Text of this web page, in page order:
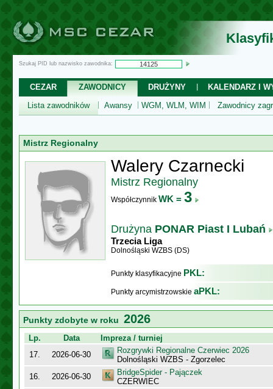
Szukaj PID lub nazwisko zawodnika:
CEZAR ZAWODNICY DRUŻYNY
KALENDARZ I
Lista zawodników
Awansy WGM, WLM, WIM Zawodnicy
Mistrz Regionalny
Walery Czarnecki
Mistrz Regionalny
Współczynnik WK = 3
Drużyna PONAR Piast I Lubań
Trzecia Liga
Dolnośląski WZBS (DS)
Punkty klasyfikacyjne PKL:
Punkty arcymistrzowskie aPKL:
Punkty zdobyte w roku 2026
Lp. Data
Impreza / turniej
17.
2026-06-30
Rozgrywki Regionalne Czerwiec 2026
Dolnośląski WZBS - Zgorzelec
16.
2026-06-30
BridgeSpider - Pajączek
CZERWIEC